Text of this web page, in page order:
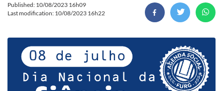
Published: 10/08/2023 16h09
Last modification: 10/08/2023 16h22